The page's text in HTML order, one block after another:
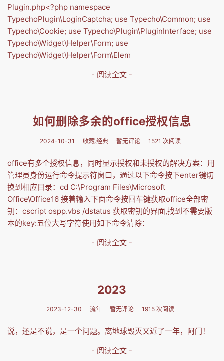
Plugin.php<?php namespace
TypechoPlugin\LoginCaptcha; use Typecho\Common; use
Typecho\Cookie; use Typecho\Plugin\PluginInterface; use
Typecho\Widget\Helper\Form; use
Typecho\Widget\Helper\Form\Elem
- 阅读全文 -
如何删除多余的office授权信息
2024-10-31 收藏.经典 暂无评论 1521 次阅读
office有多个授权信息，同时显示授权和未授权的解决方案：用
管理员身份运行命令提示符窗口，通过以下命令按下enter键切
换到相应目录：cd C:\Program Files\Microsoft
Office\Office16 接着输入下面命令按回车键获取office全部密
钥：cscript ospp.vbs /dstatus 获取密钥的界面,找到不需要版
本的key:五位大写字符使用如下命令清除：
- 阅读全文 -
2023
2023-12-30 流年 暂无评论 1915 次阅读
说，还是不说，是一个问题。离地球毁灭又近了一年，阿门！
- 阅读全文 -